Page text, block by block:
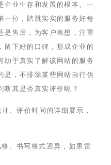
企业生存和发展的根本。一
一位，踏跳实实的服务好每
是售后，为客户着想，注重
留下好的口碑，形成企业的
助于真实了解该网站的服务
是，不排除某些网站自行伪
断其是否真实评价呢？
、评价时间的详细展示，
、书写格式迥异，如果雷